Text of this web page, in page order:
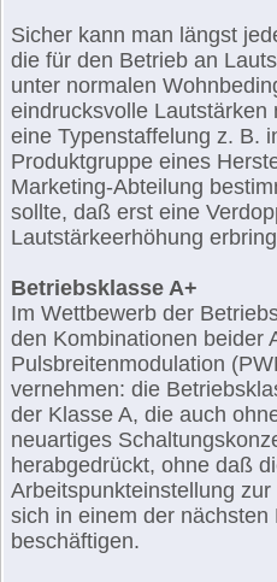
Sicher kann man längst
die für den Betrieb an
unter normalen
eindrucksvolle
eine Typenstaffelung z. B.
Produktgruppe eines
Marketing-Abteilung
sollte, daß erst eine
Lautstärkeerhöhung
Betriebsklasse A+
Im Wettbewerb der
den Kombinationen beider
Pulsbreitenmodulation
vernehmen: die
der Klasse A, die auch
neuartiges
herabgedrückt, ohne daß
Arbeitspunkteinstellung
sich in einem der
beschäftigen.